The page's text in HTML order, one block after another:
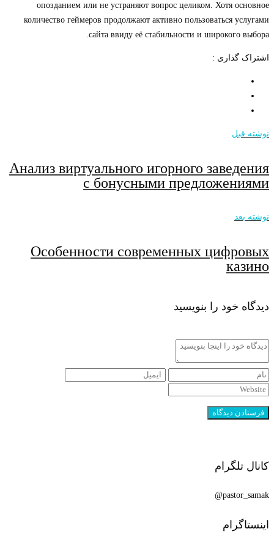
опозданием или не устраняют вопрос целиком. Хотя основное
количество геймеров продолжают активно пользоваться услугами
сайта ввиду её стабильности и широкого выбора.
اشتراک گذاری :
نوشته قبل
Анализ виртуального игорного заведения
с бонусными предложениями
نوشته بعد
Особенности современных цифровых
казино
دیدگاه خود را بنویسید
کانال تلگرام
pastor_samak@
اینستاگرام